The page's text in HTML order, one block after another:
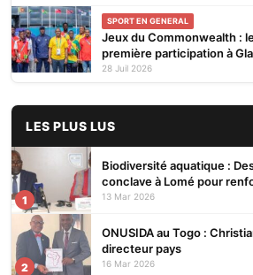
SPORT EN GENERAL
Jeux du Commonwealth :
première participation à
28 Juil 2026
LES PLUS LUS
1
Biodiversité aquatique :
conclave à Lomé pour
écosystèmes
13 Mar 2026
2
ONUSIDA au Togo :
directeur pays
16 Mar 2026